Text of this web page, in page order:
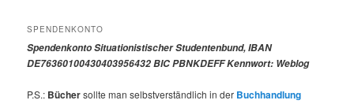
SPENDENKONTO
Spendenkonto Situationistischer Studentenbund, IBAN
DE76360100430403956432 BIC PBNKDEFF Kennwort: Weblog
P.S.: Büchersollte man selbstverständlich in der Buchhandlung